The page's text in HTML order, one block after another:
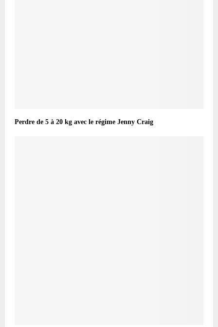
Perdre de 5 à 20 kg avec le régime Jenny Craig